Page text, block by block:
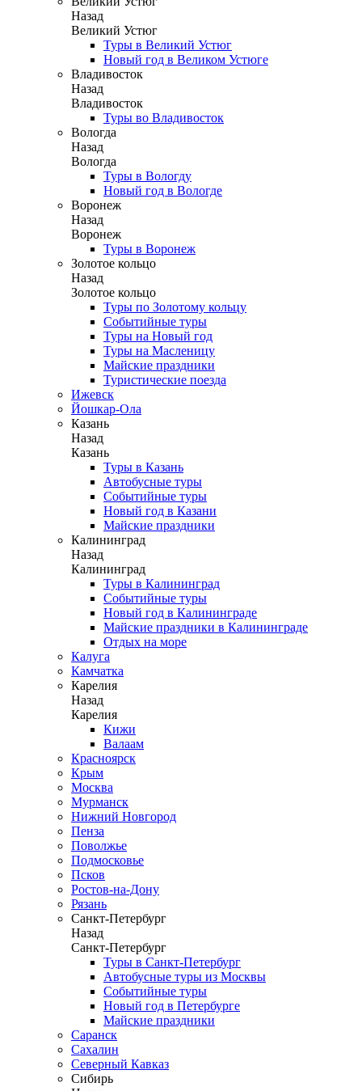
Назад
Великий Устюг
Туры в Великий Устюг
Новый год в Великом Устюге
Владивосток
Назад
Владивосток
Туры во Владивосток
Вологда
Назад
Вологда
Туры в Вологду
Новый год в Вологде
Воронеж
Назад
Воронеж
Туры в Воронеж
Золотое кольцо
Назад
Золотое кольцо
Туры по Золотому кольцу
Событийные туры
Туры на Новый год
Туры на Масленицу
Майские праздники
Туристические поезда
Ижевск
Йошкар-Ола
Казань
Назад
Казань
Туры в Казань
Автобусные туры
Событийные туры
Новый год в Казани
Майские праздники
Калининград
Назад
Калининград
Туры в Калининград
Событийные туры
Новый год в Калининграде
Майские праздники в Калининграде
Отдых на море
Калуга
Камчатка
Карелия
Назад
Карелия
Кижи
Валаам
Красноярск
Крым
Москва
Мурманск
Нижний Новгород
Пенза
Поволжье
Подмосковье
Псков
Ростов-на-Дону
Рязань
Санкт-Петербург
Назад
Санкт-Петербург
Туры в Санкт-Петербург
Автобусные туры из Москвы
Событийные туры
Новый год в Петербурге
Майские праздники
Саранск
Сахалин
Северный Кавказ
Сибирь